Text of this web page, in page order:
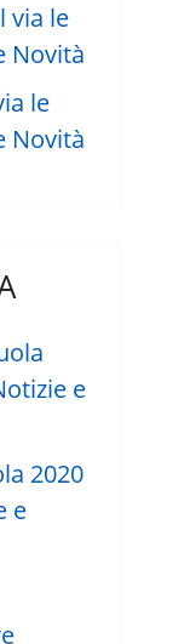
le
Novità
2020
e